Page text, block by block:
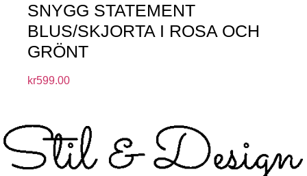
SNYGG STATEMENT
BLUS/SKJORTA I ROSA OCH
GRÖNT
kr599.00